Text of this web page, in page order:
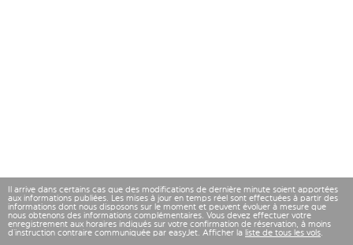
Il arrive dans certains cas que des modifications de dernière minute soient apportées
aux informations publiées. Les mises à jour en temps réel sont effectuées à partir des
informations dont nous disposons sur le moment et peuvent évoluer à mesure que
nous obtenons des informations complémentaires. Vous devez effectuer votre
enregistrement aux horaires indiqués sur votre confirmation de réservation, à moins
d’instruction contraire communiquée par easyJet. Afficher la liste de tous les vols.